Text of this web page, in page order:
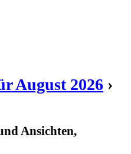
August 2026 ›
Ansichten,